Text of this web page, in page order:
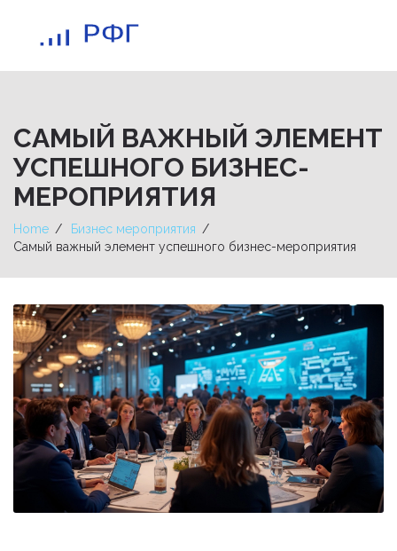
САМЫЙ ВАЖНЫЙ ЭЛЕМЕНТ
УСПЕШНОГО БИЗНЕС-
МЕРОПРИЯТИЯ
Home
Бизнес мероприятия
Самый важный элемент успешного бизнес-мероприятия